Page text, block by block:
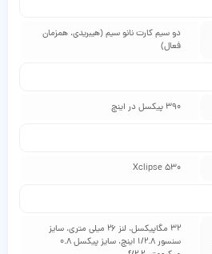
دو سیم‌ کارت نانو سیم (هیبریدی، همزمان
فعال)
390 پیکسل در اینچ
Xclipse 530
32 مگاپیکسل، لنز 26 میلی‌ متری، سایز
سنسور 1/2.8 اینچ، سایز پیکسل 0.8